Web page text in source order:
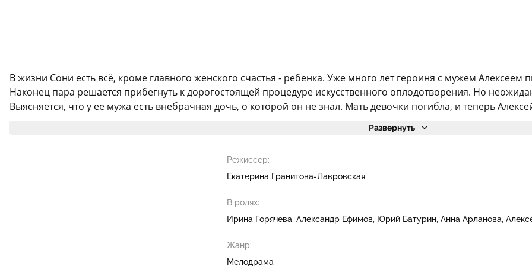
В жизни Сони есть всё, кроме главного женского счастья - ребенка. Уже много лет героиня с мужем Алексеем
Наконец пара решается прибегнуть к дорогостоящей процедуре искусственного оплодотворения. Но
Выясняется, что у ее мужа есть внебрачная дочь, о которой он не знал. Мать девочки погибла, и теперь
Развернуть
Режиссер:
Екатерина Гранитова-Лавровская
В ролях:
Ирина Горячева Александр Ефимов Юрий Батурин Анна Арланова
Жанр:
Мелодрама